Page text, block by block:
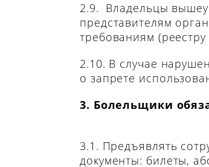
2.9. Владельцы
представителям
требованиям
2.10. В случае
о запрете
3. Болельщики
3.1. Предъявлять
документы: билеты,